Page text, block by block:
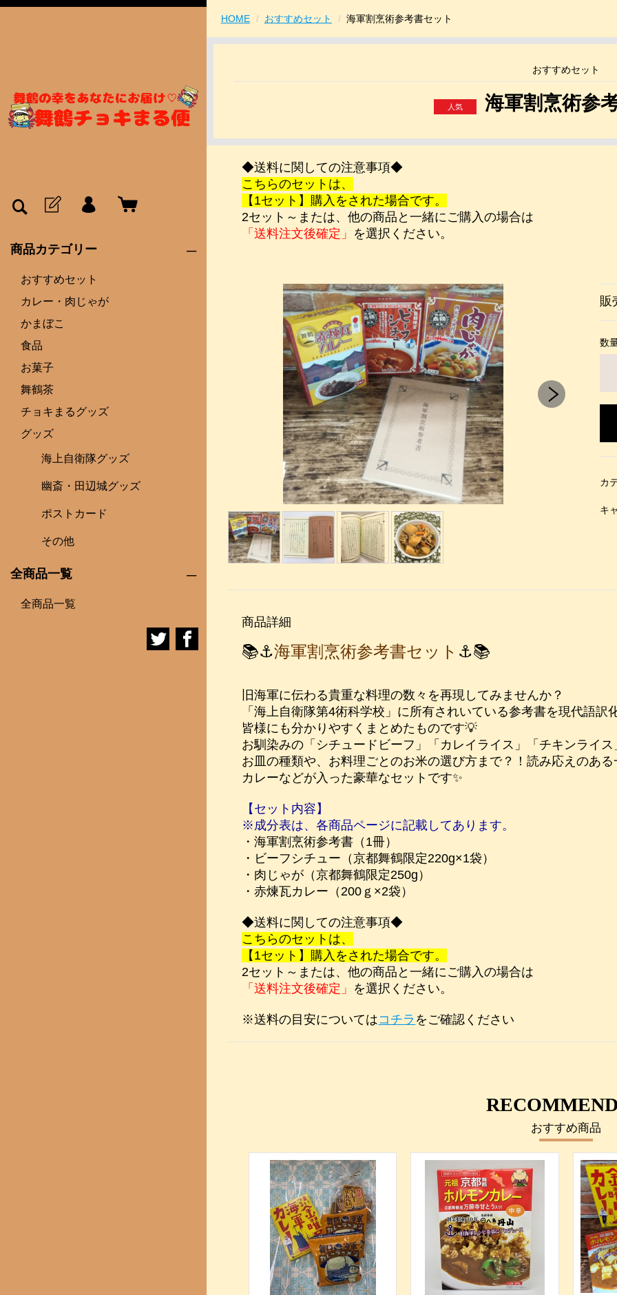
商品カテゴリー
おすすめセット
カレー・肉じゃが
かまぼこ
食品
お菓子
舞鶴茶
チョキまるグッズ
グッズ
海上自衛隊グッズ
幽斎・田辺城グッズ
ポストカード
その他
全商品一覧
全商品一覧
HOME おすすめセット 海軍割烹術参考書セット
おすすめセット
海軍割烹術参
◆送料に関しての注意事項◆
こちらのセットは、
【1セット】購入をされた場合です。
2セット～または、他の商品と一緒にご購入の場合は
「送料注文後確定」 を選択ください。
販
数
カ
キ
商品詳細
📚⚓海軍割烹術参考書セット ⚓📚
旧海軍に伝わる貴重な料理の数々を再現してみませんか？
「海上自衛隊第4術科学校」に所有されいている参考書を現代語訳
皆様にも分かりやすくまとめたものです💡
お馴染みの「シチュードビーフ」「カレイライス」「チキンライ
お皿の種類や、お料理ごとのお米の選び方まで？！読み応えのあ
カレーなどが入った豪華なセットです✨
【セット内容】
※成分表は、各商品ページに記載してあります。
・海軍割烹術参考書（1冊）
・ビーフシチュー（京都舞鶴限定220g×1袋）
・肉じゃが（京都舞鶴限定250g）
・赤煉瓦カレー（200ｇ×2袋）
◆送料に関しての注意事項◆
こちらのセットは、
【1セット】購入をされた場合です。
2セット～または、他の商品と一緒にご購入の場合は
「送料注文後確定」 を選択ください。
※送料の目安についてはコチラ をご確認ください
おすすめ商品